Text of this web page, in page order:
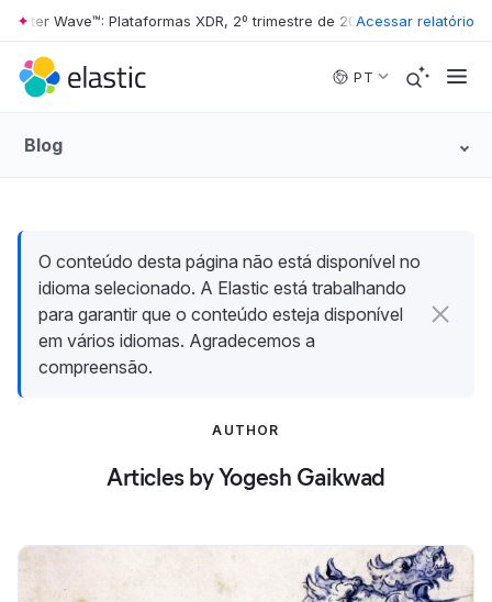
Skip to main content
Wave™: Plataformas XDR, 2º trimestre de 2026 • The Forrester
Acessar relatório
PT
Blog
O conteúdo desta página não está disponível no
idioma selecionado. A Elastic está trabalhando
para garantir que o conteúdo esteja disponível
em vários idiomas. Agradecemos a
compreensão.
AUTHOR
Articles by Yogesh Gaikwad